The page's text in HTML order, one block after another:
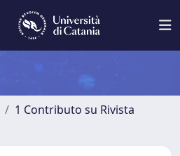
1 Contributo su Rivista